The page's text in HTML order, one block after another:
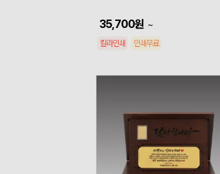
35,700원 ~
칼라인쇄 인쇄무료